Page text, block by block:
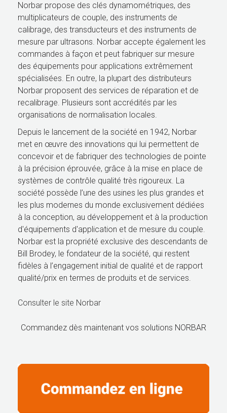
Norbar propose des clés dynamométriques, des
multiplicateurs de couple, des instruments de
calibrage, des transducteurs et des instruments de
mesure par ultrasons. Norbar accepte également les
commandes à façon et peut fabriquer sur mesure
des équipements pour applications extrêmement
spécialisées. En outre, la plupart des distributeurs
Norbar proposent des services de réparation et de
recalibrage. Plusieurs sont accrédités par les
organisations de normalisation locales.
Depuis le lancement de la société en 1942, Norbar
met en œuvre des innovations qui lui permettent de
concevoir et de fabriquer des technologies de pointe
à la précision éprouvée, grâce à la mise en place de
systèmes de contrôle qualité très rigoureux. La
société possède l’une des usines les plus grandes et
les plus modernes du monde exclusivement dédiées
à la conception, au développement et à la production
d'équipements d'application et de mesure du couple.
Norbar est la propriété exclusive des descendants de
Bill Brodey, le fondateur de la société, qui restent
fidèles à l’engagement initial de qualité et de rapport
qualité/prix en termes de produits et de services.
Consulter le site Norbar
Commandez dès maintenant vos solutions NORBAR